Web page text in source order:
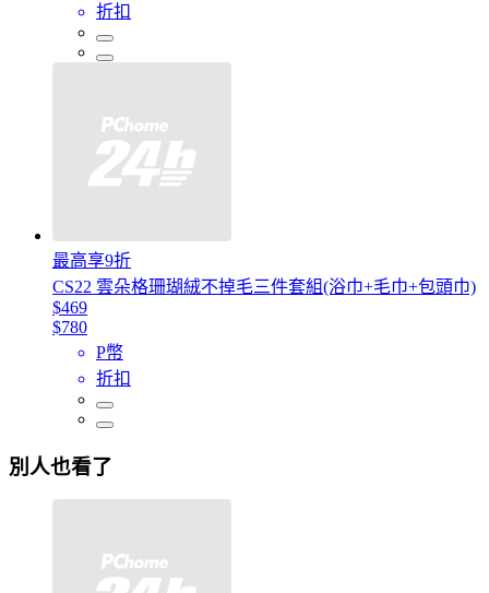
折扣
最高享9折
CS22 雲朵格珊瑚絨不掉毛三件套組(浴巾+毛巾+包頭巾)
$469
$780
P幣
折扣
別人也看了